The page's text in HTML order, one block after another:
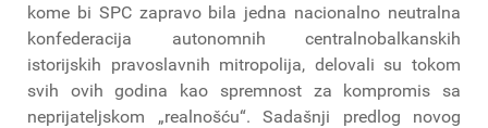
kome bi SPC zapravo bila jedna nacionalno neutralna
konfederacija autonomnih centralnobalkanskih
istorijskih pravoslavnih mitropolija, delovali su tokom
svih ovih godina kao spremnost za kompromis sa
neprijateljskom „realnošću“. Sadašnji predlog novog